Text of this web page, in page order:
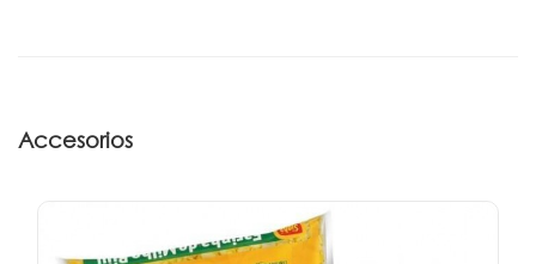
Accesorios